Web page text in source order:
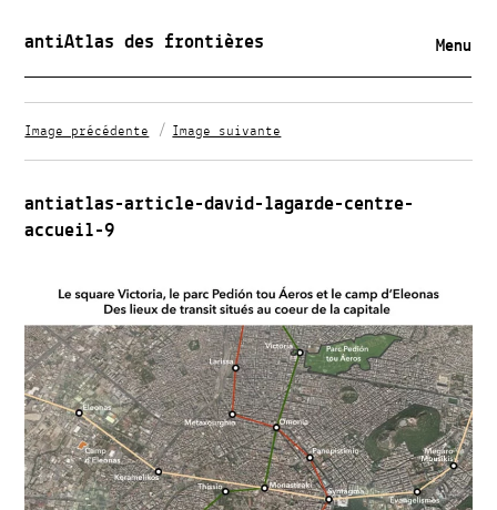
antiAtlas des frontières Menu
Image précédente Image suivante
antiatlas-article-david-lagarde-centre-
accueil-9